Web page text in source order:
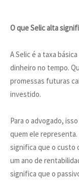
O que Selic alta
A Selic é a taxa
dinheiro no tempo.
promessas futuras
investido.
Para o advogado,
quem ele representa.
significa que o custo
um ano de
significa que o